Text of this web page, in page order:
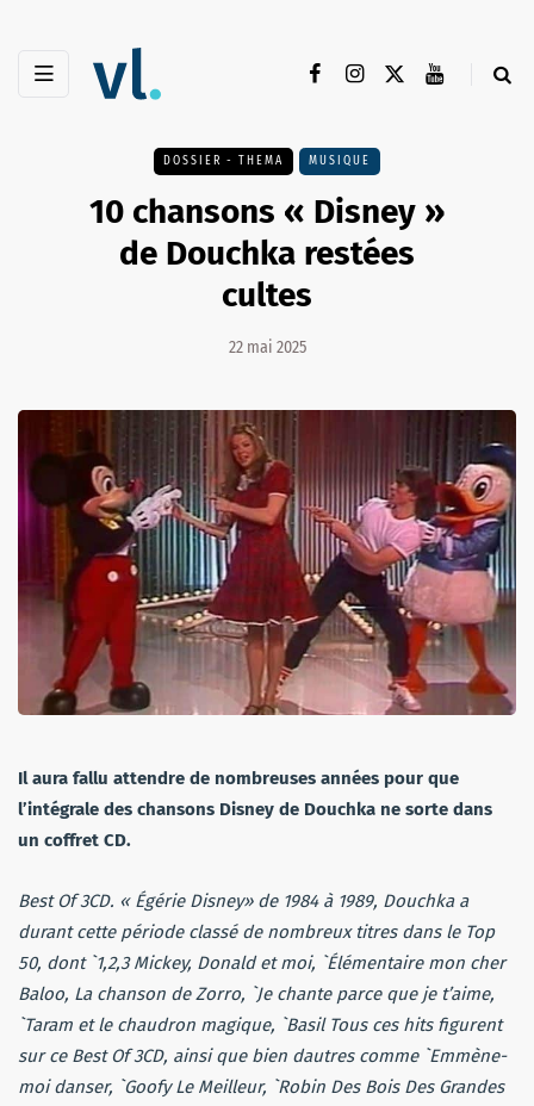
DOSSIER - THEMA MUSIQUE
10 chansons « Disney »
de Douchka restées
cultes
22 mai 2025
Il aura fallu attendre de nombreuses années pour que
l’intégrale des chansons Disney de Douchka ne sorte dans
un coffret CD.
Best Of 3CD. « Égérie Disney» de 1984 à 1989, Douchka a
durant cette période classé de nombreux titres dans le Top
50, dont `1,2,3 Mickey, Donald et moi, `Élémentaire mon cher
Baloo, La chanson de Zorro, `Je chante parce que je t’aime,
`Taram et le chaudron magique, `Basil Tous ces hits figurent
sur ce Best Of 3CD, ainsi que bien dautres comme `Emmène-
moi danser, `Goofy Le Meilleur, `Robin Des Bois Des Grandes